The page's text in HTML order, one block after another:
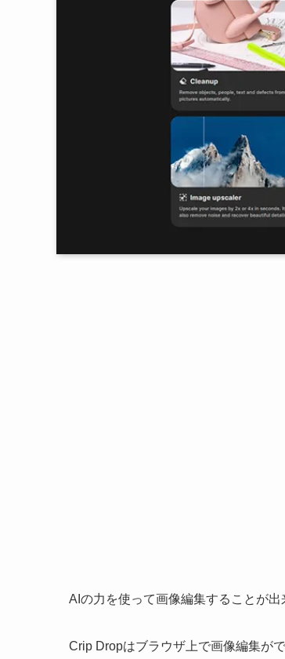
AIの力を使って画像編集することが出
Crip Dropはブラウザ上で画像編集が